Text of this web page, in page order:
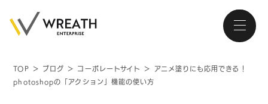
TOP ＞ ブログ ＞ コーポレートサイト ＞
アニメ塗りにも応用できる！
photoshopの「アクション」機能の使い方